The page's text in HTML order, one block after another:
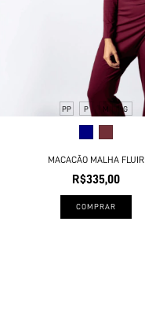
PP P M G
MACACÃO MALHA FLUIR
R$335,00
COMPRAR